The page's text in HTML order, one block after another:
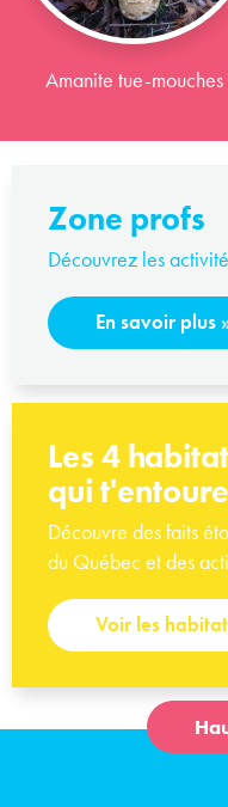
Amanite tue-mouches
Zone profs
Découvrez les
En savoir plus
Les 4
qui
Découvre des faits
du Québec et des
Voir les